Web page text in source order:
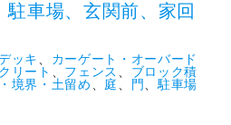
駐車場、玄関前、家回
ッキ
カーゲート・オーバード
リート フェンス
ブロック積
境界・土留め 庭 門 駐車場